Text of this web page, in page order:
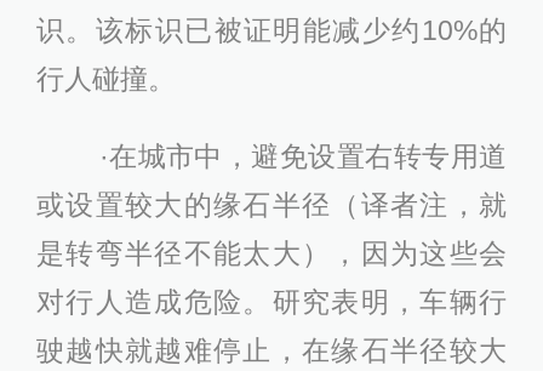
识。该标识已被证明能减少约10%的
行人碰撞。
·在城市中，避免设置右转专用道
或设置较大的缘石半径（译者注，就
是转弯半径不能太大），因为这些会
对行人造成危险。研究表明，车辆行
驶越快就越难停止，在缘石半径较大